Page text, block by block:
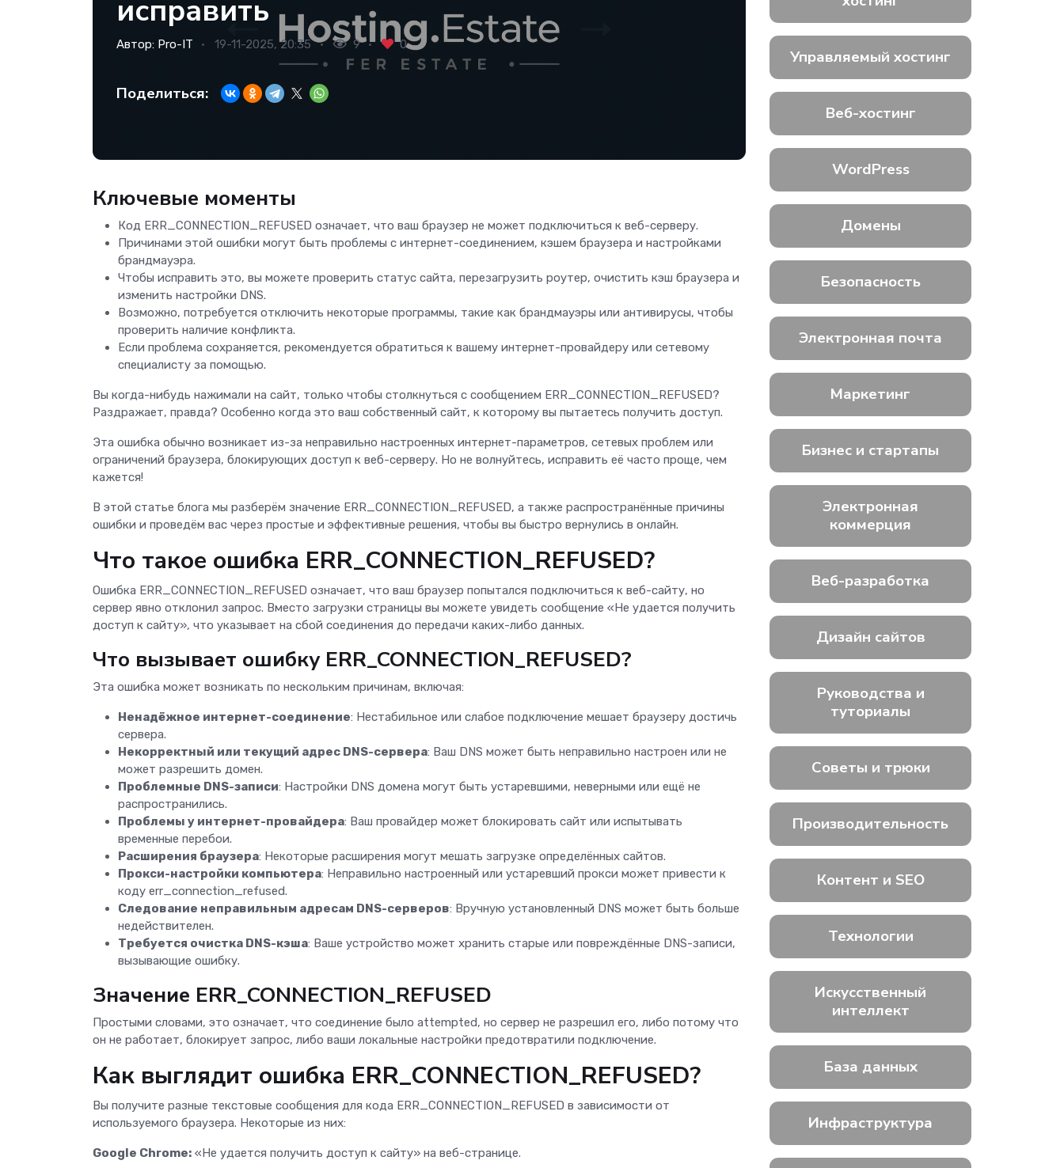
исправить
Автор: Pro-IT 19-11-2025, 20:35 9 0
Поделиться:
Ключевые моменты
Код ERR_CONNECTION_REFUSED означает, что ваш браузер не может подключиться к веб-серверу.
Причинами этой ошибки могут быть проблемы с интернет-соединением, кэшем браузера и настройками
брандмауэра.
Чтобы исправить это, вы можете проверить статус сайта, перезагрузить роутер, очистить кэш браузера и
изменить настройки DNS.
Возможно, потребуется отключить некоторые программы, такие как брандмауэры или антивирусы, чтобы
проверить наличие конфликта.
Если проблема сохраняется, рекомендуется обратиться к вашему интернет-провайдеру или сетевому
специалисту за помощью.
Вы когда-нибудь нажимали на сайт, только чтобы столкнуться с сообщением ERR_CONNECTION_REFUSED?
Раздражает, правда? Особенно когда это ваш собственный сайт, к которому вы пытаетесь получить доступ.
Эта ошибка обычно возникает из-за неправильно настроенных интернет-параметров, сетевых проблем или
ограничений браузера, блокирующих доступ к веб-серверу. Но не волнуйтесь, исправить её часто проще, чем
кажется!
В этой статье блога мы разберём значение ERR_CONNECTION_REFUSED, а также распространённые причины
ошибки и проведём вас через простые и эффективные решения, чтобы вы быстро вернулись в онлайн.
Что такое ошибка ERR_CONNECTION_REFUSED?
Ошибка ERR_CONNECTION_REFUSED означает, что ваш браузер попытался подключиться к веб-сайту, но
сервер явно отклонил запрос. Вместо загрузки страницы вы можете увидеть сообщение «Не удается получить
доступ к сайту», что указывает на сбой соединения до передачи каких-либо данных.
Что вызывает ошибку ERR_CONNECTION_REFUSED?
Эта ошибка может возникать по нескольким причинам, включая:
Ненадёжное интернет-соединение: Нестабильное или слабое подключение мешает браузеру достичь
сервера.
Некорректный или текущий адрес DNS-сервера: Ваш DNS может быть неправильно настроен или не
может разрешить домен.
Проблемные DNS-записи: Настройки DNS домена могут быть устаревшими, неверными или ещё не
распространились.
Проблемы у интернет-провайдера: Ваш провайдер может блокировать сайт или испытывать
временные перебои.
Расширения браузера: Некоторые расширения могут мешать загрузке определённых сайтов.
Прокси-настройки компьютера: Неправильно настроенный или устаревший прокси может привести к
коду err_connection_refused.
Следование неправильным адресам DNS-серверов: Вручную установленный DNS может быть больше
недействителен.
Требуется очистка DNS-кэша: Ваше устройство может хранить старые или повреждённые DNS-записи,
вызывающие ошибку.
Значение ERR_CONNECTION_REFUSED
Простыми словами, это означает, что соединение было attempted, но сервер не разрешил его, либо потому что
он не работает, блокирует запрос, либо ваши локальные настройки предотвратили подключение.
Как выглядит ошибка ERR_CONNECTION_REFUSED?
Вы получите разные текстовые сообщения для кода ERR_CONNECTION_REFUSED в зависимости от
используемого браузера. Некоторые из них:
Google Chrome: «Не удается получить доступ к сайту» на веб-странице.
Управляемый хостинг
Веб-хостинг
WordPress
Домены
Безопасность
Электронная почта
Маркетинг
Бизнес и стартапы
Электронная
коммерция
Веб-разработка
Дизайн сайтов
Руководства и
туториалы
Советы и трюки
Производительность
Контент и SEO
Технологии
Искусственный
интеллект
База данных
Инфраструктура